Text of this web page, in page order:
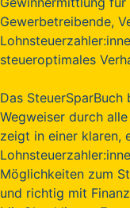
Gewerbetreibende,
steueroptimales
Das
Wegweiser durch
zeigt in einer klaren,
Möglichkeiten zum
und richtig mit